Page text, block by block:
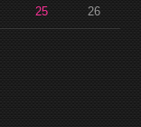
25 26